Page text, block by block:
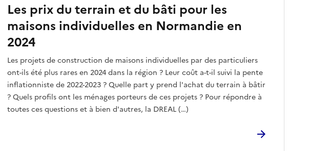
Les prix du terrain et du bâti pour les
maisons individuelles en Normandie en
2024
Les projets de construction de maisons individuelles par des particuliers
ont-ils été plus rares en 2024 dans la région ? Leur coût a-t-il suivi la pente
inflationniste de 2022-2023 ? Quelle part y prend l'achat du terrain à bâtir
? Quels profils ont les ménages porteurs de ces projets ? Pour répondre à
toutes ces questions et à bien d'autres, la DREAL (…)